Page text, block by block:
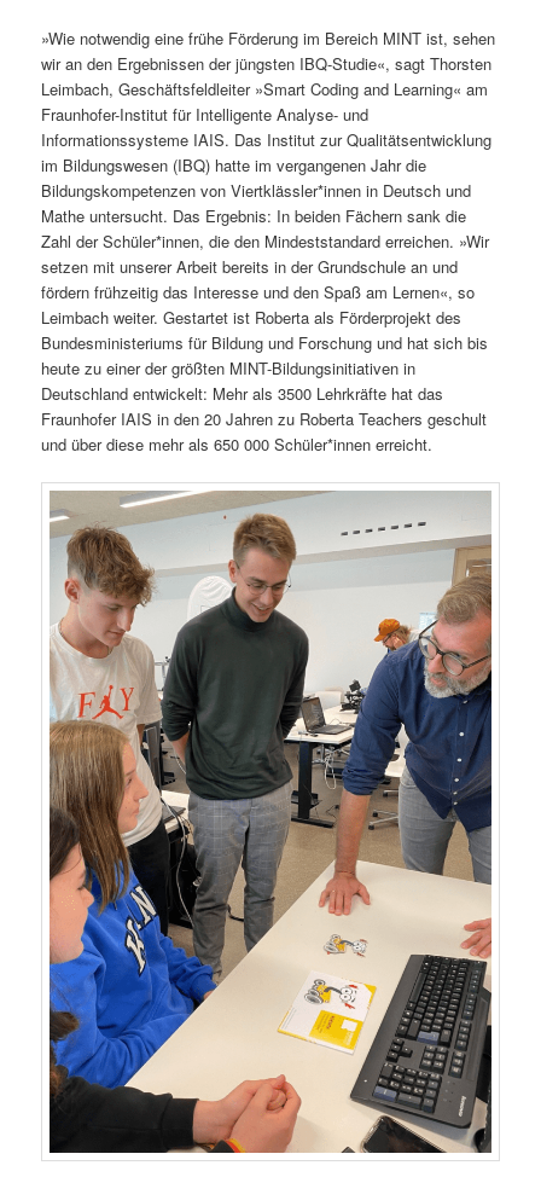
»Wie notwendig eine frühe Förderung im Bereich MINT ist, sehen
wir an den Ergebnissen der jüngsten IBQ-Studie«, sagt Thorsten
Leimbach, Geschäftsfeldleiter »Smart Coding and Learning« am
Fraunhofer-Institut für Intelligente Analyse- und
Informationssysteme IAIS. Das Institut zur Qualitätsentwicklung
im Bildungswesen (IBQ) hatte im vergangenen Jahr die
Bildungskompetenzen von Viertklässler*innen in Deutsch und
Mathe untersucht. Das Ergebnis: In beiden Fächern sank die
Zahl der Schüler*innen, die den Mindeststandard erreichen. »Wir
setzen mit unserer Arbeit bereits in der Grundschule an und
fördern frühzeitig das Interesse und den Spaß am Lernen«, so
Leimbach weiter. Gestartet ist Roberta als Förderprojekt des
Bundesministeriums für Bildung und Forschung und hat sich bis
heute zu einer der größten MINT-Bildungsinitiativen in
Deutschland entwickelt: Mehr als 3500 Lehrkräfte hat das
Fraunhofer IAIS in den 20 Jahren zu Roberta Teachers geschult
und über diese mehr als 650 000 Schüler*innen erreicht.